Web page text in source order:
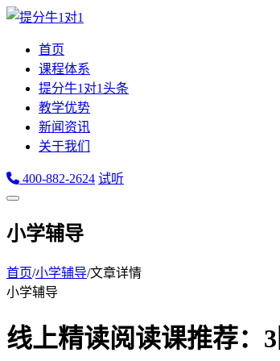
首页
课程体系
提分牛1对1头条
教学优势
新闻资讯
关于我们
400-882-2624 试听
小学辅导
首页/小学辅导/文章详情
小学辅导
线上精读阅读课推荐：